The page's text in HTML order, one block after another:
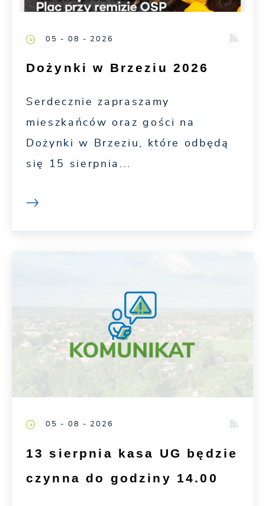
05 - 08 - 2026
Dożynki w Brzeziu 2026
Serdecznie zapraszamy
mieszkańców oraz gości na
Dożynki w Brzeziu, które odbędą
się 15 sierpnia...
05 - 08 - 2026
13 sierpnia kasa UG będzie
czynna do godziny 14.00